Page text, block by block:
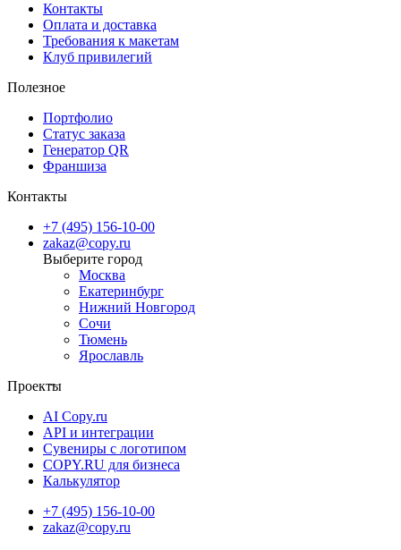
Контакты
Оплата и доставка
Требования к макетам
Клуб привилегий
Полезное
Портфолио
Статус заказа
Генератор QR
Франшиза
Контакты
+7 (495) 156-10-00
zakaz@copy.ru
Москва
Екатеринбург
Нижний Новгород
Сочи
Тюмень
Ярославль
Проекты
AI Copy.ru
API и интеграции
Сувениры с логотипом
COPY.RU для бизнеса
Калькулятор
+7 (495) 156-10-00
zakaz@copy.ru